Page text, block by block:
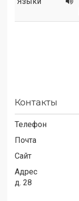
Контакты
Телефон
Почта
Сайт
Адрес
д. 28